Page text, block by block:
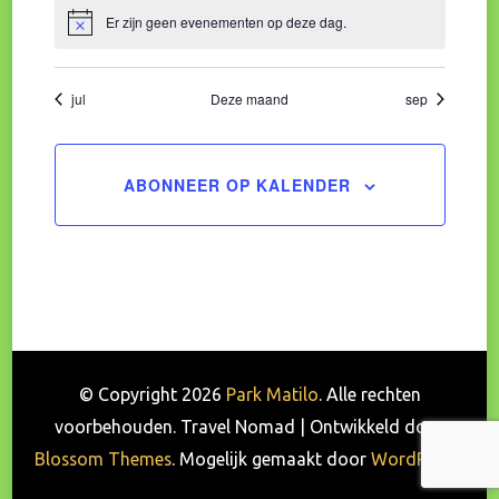
BerichtEr zijn geen evenementen op deze dag.
jul Deze maand sep
ABONNEER OP KALENDER
© Copyright 2026 Park Matilo. Alle rechten
voorbehouden. Travel Nomad | Ontwikkeld door
Blossom Themes. Mogelijk gemaakt door WordPress